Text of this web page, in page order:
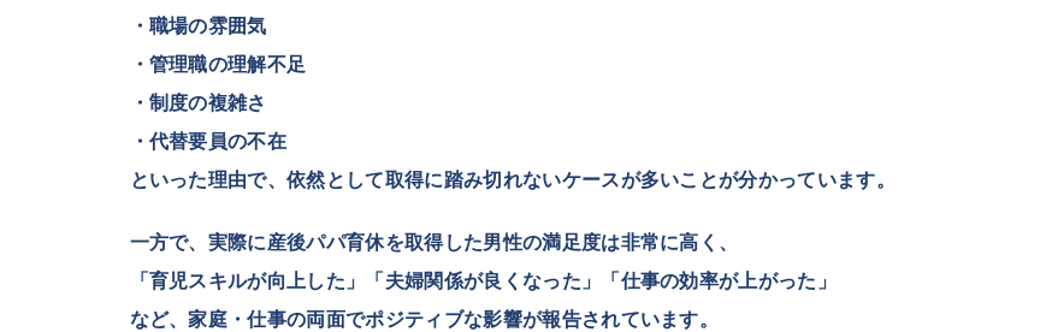
・職場の雰囲気
・管理職の理解不足
・制度の複雑さ
・代替要員の不在
といった理由で、依然として取得に踏み切れないケースが多いことが分かっています。
一方で、実際に産後パパ育休を取得した男性の満足度は非常に高く、
「育児スキルが向上した」「夫婦関係が良くなった」「仕事の効率が上がった」
など、家庭・仕事の両面でポジティブな影響が報告されています。